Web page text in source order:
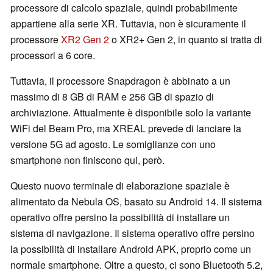
processore di calcolo spaziale, quindi probabilmente
appartiene alla serie XR. Tuttavia, non è sicuramente il
processoreXR2 Gen 2o XR2+ Gen 2, in quanto si tratta di
processori a 6 core.
Tuttavia, il processore Snapdragon è abbinato a un
massimo di 8 GB di RAM e 256 GB di spazio di
archiviazione. Attualmente è disponibile solo la variante
WiFi del Beam Pro, ma XREAL prevede di lanciare la
versione 5G ad agosto. Le somiglianze con uno
smartphone non finiscono qui, però.
Questo nuovo terminale di elaborazione spaziale è
alimentato da Nebula OS, basato su Android 14. Il sistema
operativo offre persino la possibilità di installare un
sistema di navigazione. Il sistema operativo offre persino
la possibilità di installare Android APK, proprio come un
normale smartphone. Oltre a questo, ci sono Bluetooth 5.2,